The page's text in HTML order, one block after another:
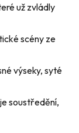
už zvládly
scény ze
výseky, syté
soustředění,